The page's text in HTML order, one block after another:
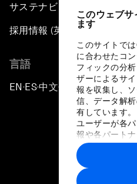
このウェブ
ます
このサイトで
に合わせたコ
フィックの分
ザーによるサ
報を収集し、
信、データ解
有しています
ユーザーが各
報や各パート
に収集された
トナーによっ
す。
サステナビリティへの取り組
採用情報 (英語のみ)
言語
EN ▪ES▪中文▪ 日本語
プライバシーポ